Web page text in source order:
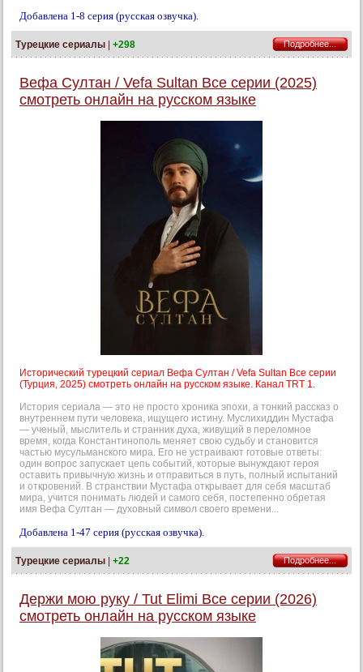
Добавлена 1-8 серия (русская озвучка).
Турецкие сериалы +298 Подробнее...
Вефа Султан / Vefa Sultan Все серии (2025)
смотреть онлайн на русском языке
Исторический турецкий сериал Вефа Султан / Vefa Sultan Все серии
(Турция, 2025) смотреть онлайн на русском языке. Канал TRT 1.
История сериала — это не просто хроника эпохи, а тонкий рассказ о
внутреннем пути человека, ищущего истину. Муслихиддин Мустафа
— ученый, мыслитель и странник духа, живущий в переломное
время, когда Константинополь меняет свою судьбу и становится
частью мусульманского мира. Его не устраивают готовые ответы:
один вопрос запускает цепь событий, которые вынуждают героя
оставить привычную жизнь и отправиться в путь, полный испытаний
и откровений. В странствии Мустафа открывает для себя масштаб
мира, учится понимать людей и самого себя, постепенно обретая
имя Вефа Султан — духовный символ своего времени...
Добавлена 1-47 серия (русская озвучка).
Турецкие сериалы +22 Подробнее...
Держи мою руку / Tut Elimi Все серии (2026)
смотреть онлайн на русском языке